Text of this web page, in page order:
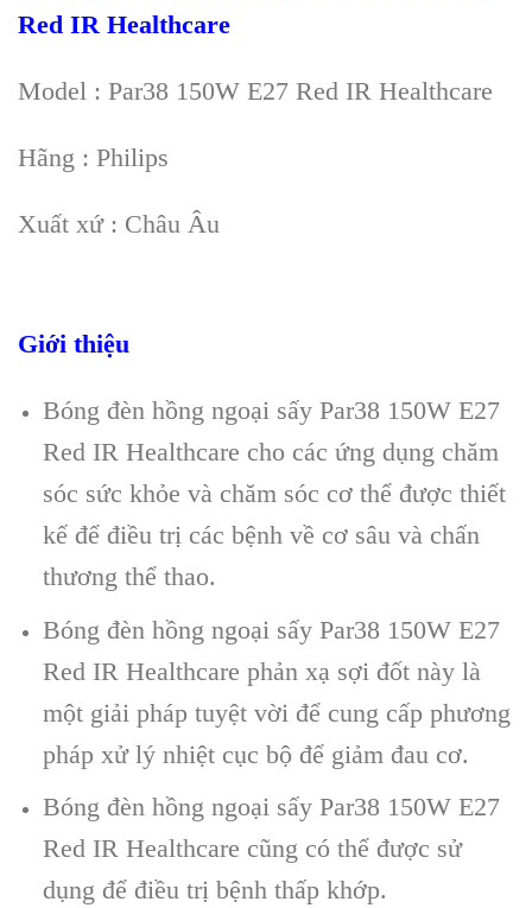
Red IR Healthcare
Model : Par38 150W E27 Red IR Healthcare
Hãng : Philips
Xuất xứ : Châu Âu
Giới thiệu
Bóng đèn hồng ngoại sấy Par38 150W E27
Red IR Healthcare cho các ứng dụng chăm
sóc sức khỏe và chăm sóc cơ thể được thiết
kế để điều trị các bệnh về cơ sâu và chấn
thương thể thao.
Bóng đèn hồng ngoại sấy Par38 150W E27
Red IR Healthcare phản xạ sợi đốt này là
một giải pháp tuyệt vời để cung cấp phương
pháp xử lý nhiệt cục bộ để giảm đau cơ.
Bóng đèn hồng ngoại sấy Par38 150W E27
Red IR Healthcare cũng có thể được sử
dụng để điều trị bệnh thấp khớp.